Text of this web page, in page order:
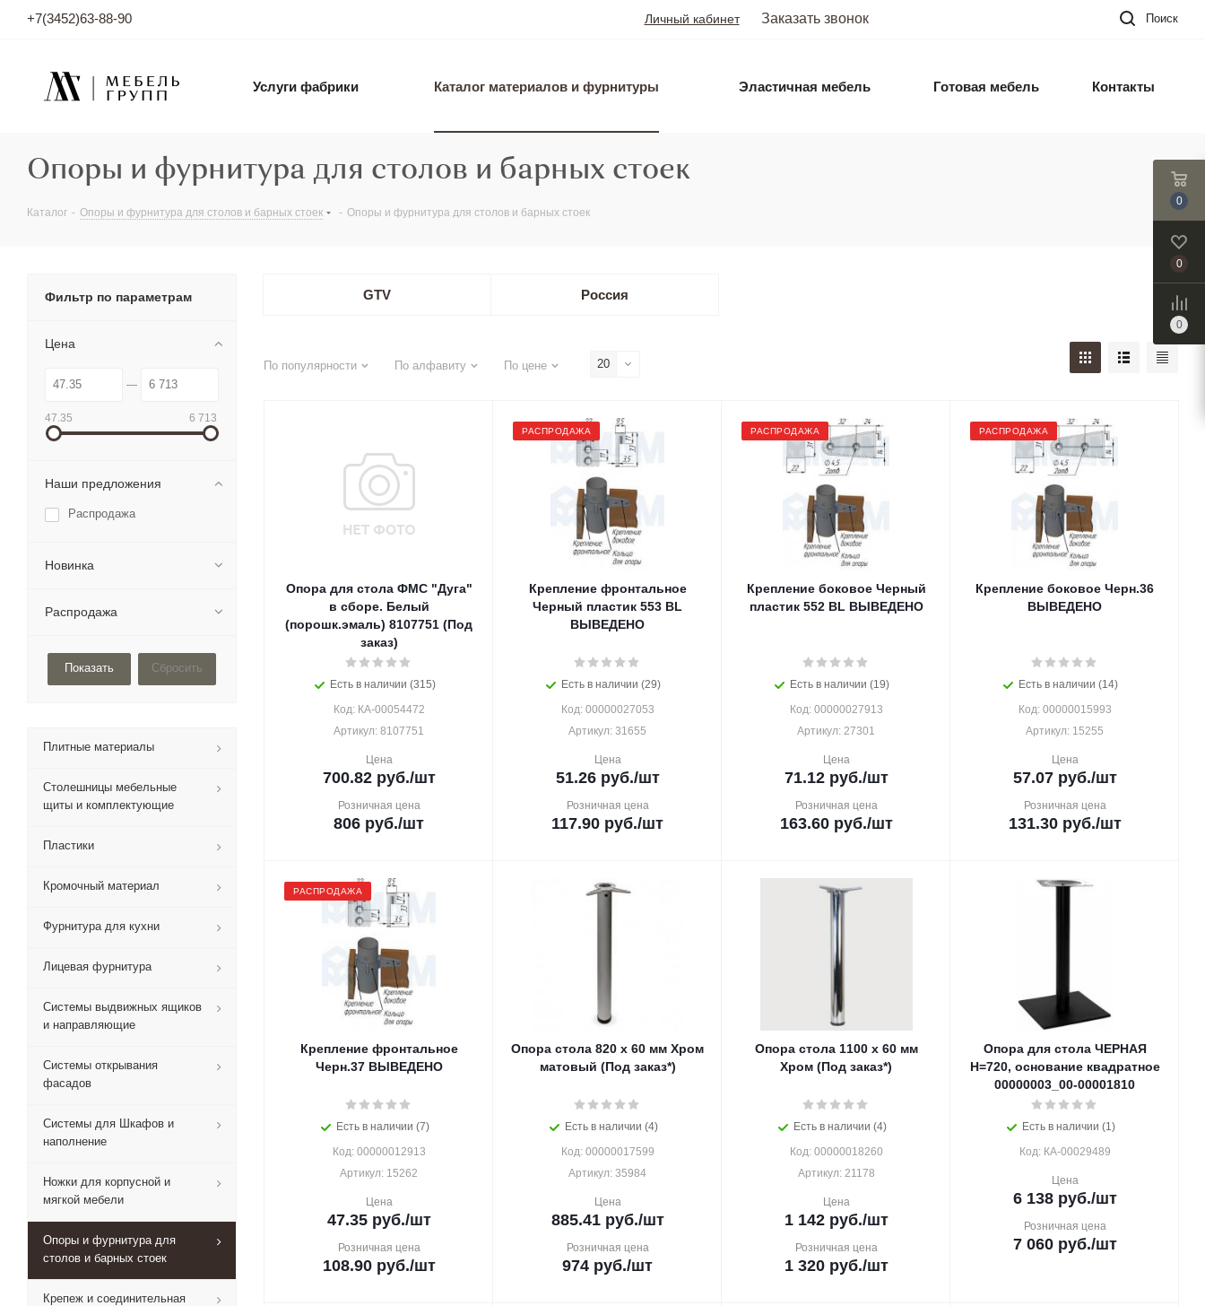
+7(3452)63-88-90 Личный кабинет Заказать звонок Поиск
Услуги фабрики Каталог материалов и фурнитуры Эластичная мебель Готовая мебель Контакты
Опоры и фурнитура для столов и барных стоек
Каталог - Опоры и фурнитура для столов и барных стоек - Опоры и фурнитура для столов и барных стоек
GTV Россия
По популярности По алфавиту По цене 20
Опора для стола ФМС "Дуга"
в сборе. Белый
(порошк.эмаль) 8107751 (Под
заказ)
Есть в наличии (315)
Код: КА-00054472
Артикул: 8107751
Цена
700.82руб./шт
Розничная цена
806 руб./шт
РАСПРОДАЖА
Крепление фронтальное
Черный пластик 553 BL
ВЫВЕДЕНО
Есть в наличии (29)
Код: 00000027053
Артикул: 31655
Цена
51.26руб./шт
Розничная цена
117.90 руб./шт
РАСПРОДАЖА
Крепление боковое Черный
пластик 552 BL ВЫВЕДЕНО
Есть в наличии (19)
Код: 00000027913
Артикул: 27301
Цена
71.12руб./шт
Розничная цена
163.60руб./шт
РАСПРОДАЖА
Крепление боковое Черн.36
ВЫВЕДЕНО
Есть в наличии (14)
Код: 00000015993
Артикул: 15255
Цена
57.07руб./шт
Розничная цена
131.30руб./шт
РАСПРОДАЖА
Крепление фронтальное
Черн.37 ВЫВЕДЕНО
Есть в наличии (7)
Код: 00000012913
Артикул: 15262
Цена
47.35руб./шт
Розничная цена
108.90руб./шт
Опора стола 820 х 60 мм Хром
матовый (Под заказ*)
Есть в наличии (4)
Код: 00000017599
Артикул: 35984
Цена
885.41руб./шт
Розничная цена
974 руб./шт
Опора стола 1100 х 60 мм
Хром (Под заказ*)
Есть в наличии (4)
Код: 00000018260
Артикул: 21178
Цена
1 142руб./шт
Розничная цена
1 320руб./шт
Опора для стола ЧЕРНАЯ
Н=720, основание квадратное
00000003_00-00001810
Есть в наличии (1)
Код: КА-00029489
Цена
6 138руб./шт
Розничная цена
7 060руб./шт
Фильтр по параметрам
Цена
47.35 6 713
Наши предложения
Распродажа
Новинка
Распродажа
Сбросить
Плитные материалы
Столешницы мебельные
щиты и комплектующие
Пластики
Кромочный материал
Фурнитура для кухни
Лицевая фурнитура
Системы выдвижных ящиков
и направляющие
Системы открывания
фасадов
Системы для Шкафов и
наполнение
Ножки для корпусной и
мягкой мебели
Опоры и фурнитура для
столов и барных стоек
Крепеж и соединительная
0
0
0